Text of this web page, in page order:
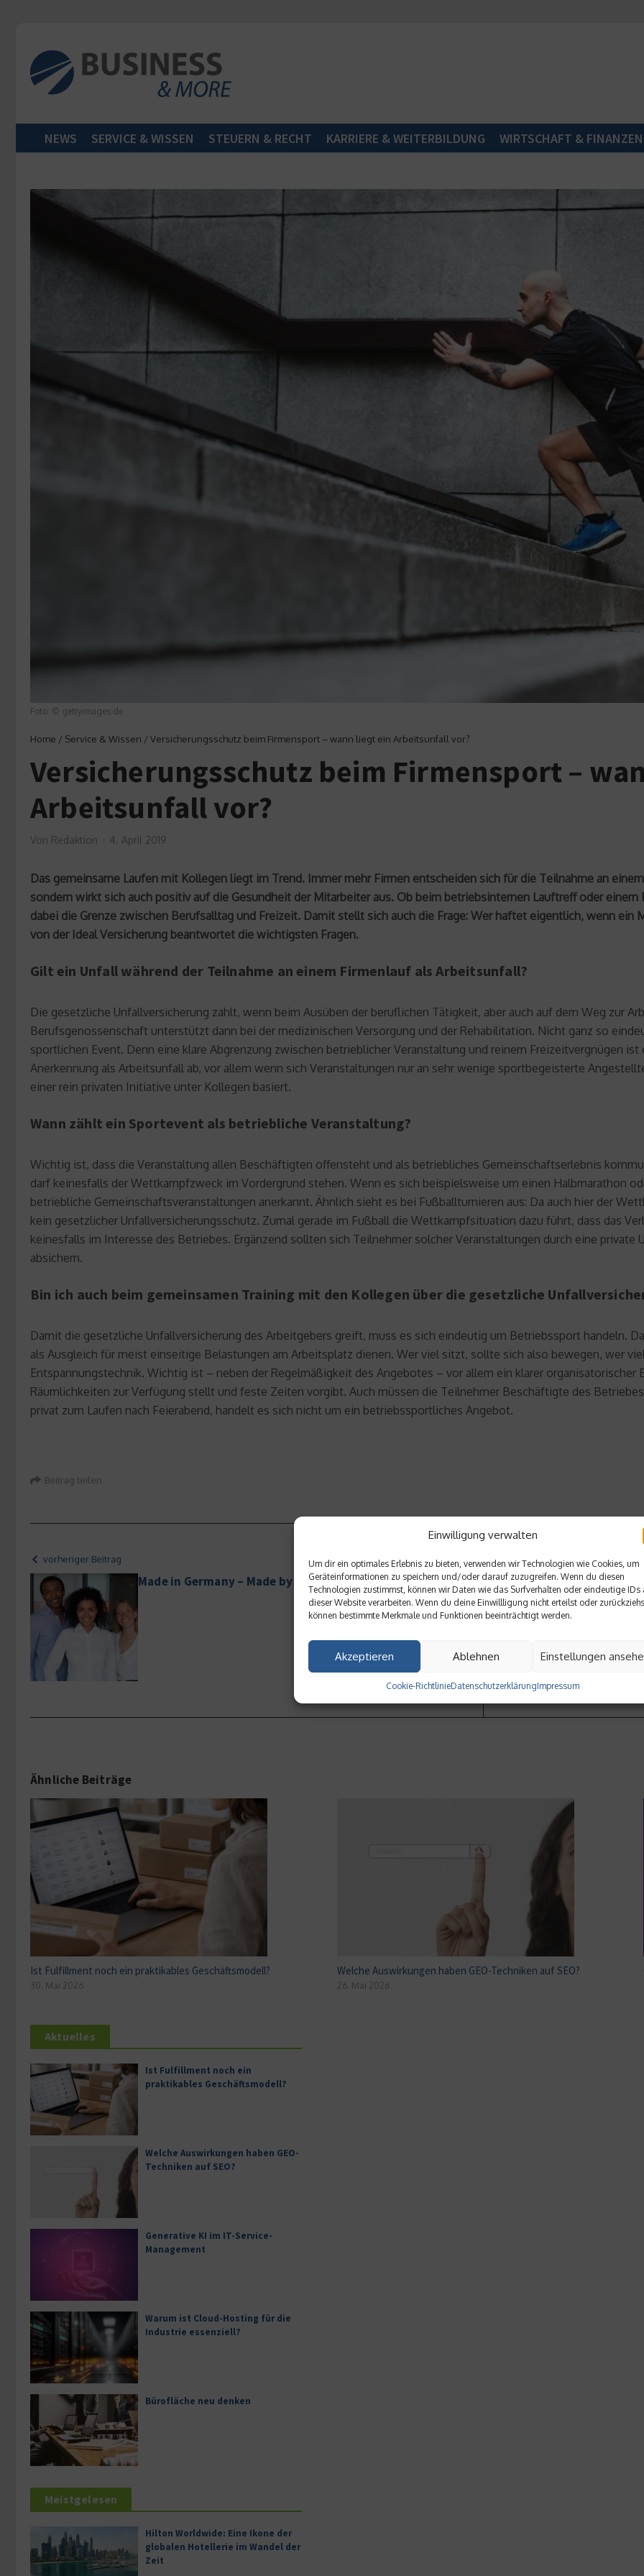
Einwilligung verwalten
Um dir ein optimales Erlebnis zu bieten, verwenden wir Technologien wie Cookies, um
Geräteinformationen zu speichern und/oder darauf zuzugreifen. Wenn du diesen
Technologien zustimmst, können wir Daten wie das Surfverhalten oder eindeutige IDs
dieser Website verarbeiten. Wenn du deine Einwillligung nicht erteilst oder
können bestimmte Merkmale und Funktionen beeinträchtigt werden.
Akzeptieren Ablehnen Einstellungen
Cookie-RichtlinieDatenschutzerklärungImpressum
NEWS SERVICE & WISSEN STEUERN & RECHT KARRIERE & WEITERBILDUNG WIRTSCHAFT & FINANZEN
Foto: © gettyimages.de
Home / Service & Wissen / Versicherungsschutz beim Firmensport – wann liegt ein Arbeitsunfall vor?
Versicherungsschutz beim Firmensport –
Arbeitsunfall vor?
Von Redaktion 4. April 2019
Das gemeinsame Laufen mit Kollegen liegt im Trend. Immer mehr Firmen entscheiden sich für die Teilnahme an
sondern wirkt sich auch positiv auf die Gesundheit der Mitarbeiter aus. Ob beim betriebsinternen Lauftreff oder
dabei die Grenze zwischen Berufsalltag und Freizeit. Damit stellt sich auch die Frage: Wer haftet eigentlich, wenn
von der Ideal Versicherung beantwortet die wichtigsten Fragen.
Gilt ein Unfall während der Teilnahme an einem Firmenlauf als Arbeitsunfall?
Die gesetzliche Unfallversicherung zahlt, wenn beim Ausüben der beruflichen Tätigkeit, aber auch auf dem Weg zur
Berufsgenossenschaft unterstützt dann bei der medizinischen Versorgung und der Rehabilitation. Nicht ganz so
sportlichen Event. Denn eine klare Abgrenzung zwischen betrieblicher Veranstaltung und reinem Freizeitvergnügen
Anerkennung als Arbeitsunfall ab, vor allem wenn sich Veranstaltungen nur an sehr wenige sportbegeisterte
einer rein privaten Initiative unter Kollegen basiert.
Wann zählt ein Sportevent als betriebliche Veranstaltung?
Wichtig ist, dass die Veranstaltung allen Beschäftigten offensteht und als betriebliches Gemeinschaftserlebnis
darf keinesfalls der Wettkampfzweck im Vordergrund stehen. Wenn es sich beispielsweise um einen Halbmarathon
betriebliche Gemeinschaftsveranstaltungen anerkannt. Ähnlich sieht es bei Fußballturnieren aus: Da auch hier der
kein gesetzlicher Unfallversicherungsschutz. Zumal gerade im Fußball die Wettkampfsituation dazu führt, dass das
keinesfalls im Interesse des Betriebes. Ergänzend sollten sich Teilnehmer solcher Veranstaltungen durch eine
absichern.
Bin ich auch beim gemeinsamen Training mit den Kollegen über die gesetzliche
Damit die gesetzliche Unfallversicherung des Arbeitgebers greift, muss es sich eindeutig um Betriebssport handeln.
als Ausgleich für meist einseitige Belastungen am Arbeitsplatz dienen. Wer viel sitzt, sollte sich also bewegen, wer
Entspannungstechnik. Wichtig ist – neben der Regelmäßigkeit des Angebotes – vor allem ein klarer
Räumlichkeiten zur Verfügung stellt und feste Zeiten vorgibt. Auch müssen die Teilnehmer Beschäftigte des
privat zum Laufen nach Feierabend, handelt es sich nicht um ein betriebssportliches Angebot.
Beitrag teilen
vorheriger Beitrag
Made in Germany – Made by Vielfalt
Nächster Beitrag
Digitales Bezahlsystem im
Ähnliche Beiträge
Ist Fulfillment noch ein praktikables Geschäftsmodell?
30. Mai 2026
Welche Auswirkungen haben GEO-Techniken auf SEO?
26. Mai 2026
Aktuelles
Ist Fulfillment noch ein
praktikables Geschäftsmodell?
Welche Auswirkungen haben GEO-
Techniken auf SEO?
Generative KI im IT-Service-
Management
Warum ist Cloud-Hosting für die
Industrie essenziell?
Bürofläche neu denken
Meistgelesen
Hilton Worldwide: Eine Ikone der
globalen Hotellerie im Wandel der
Zeit